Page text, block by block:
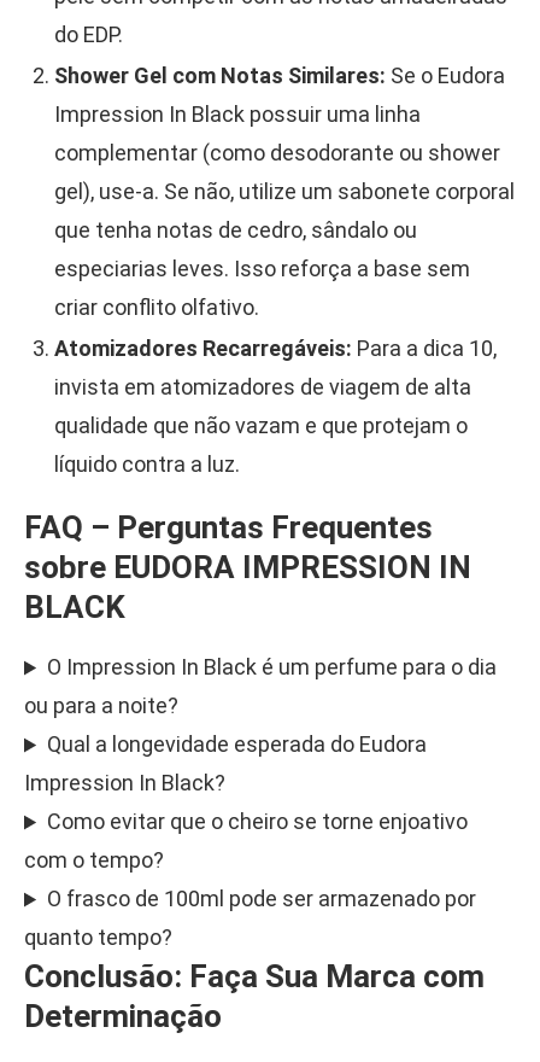
do EDP.
Shower Gel com Notas Similares: Se o Eudora
Impression In Black possuir uma linha
complementar (como desodorante ou shower
gel), use-a. Se não, utilize um sabonete corporal
que tenha notas de cedro, sândalo ou
especiarias leves. Isso reforça a base sem
criar conflito olfativo.
Atomizadores Recarregáveis: Para a dica 10,
invista em atomizadores de viagem de alta
qualidade que não vazam e que protejam o
líquido contra a luz.
FAQ – Perguntas Frequentes
sobre EUDORA IMPRESSION IN
BLACK
O Impression In Black é um perfume para o dia
ou para a noite?
Qual a longevidade esperada do Eudora
Impression In Black?
Como evitar que o cheiro se torne enjoativo
com o tempo?
O frasco de 100ml pode ser armazenado por
quanto tempo?
Conclusão: Faça Sua Marca com
Determinação